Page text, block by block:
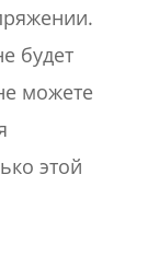
будет
можете
этой